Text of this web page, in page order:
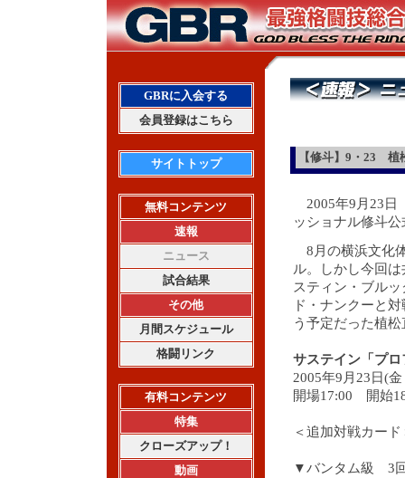
GBRに入会する
会員登録はこちら
サイトトップ
無料コンテンツ
速報
ニュース
試合結果
その他
月間スケジュール
格闘リンク
有料コンテンツ
特集
クローズアップ！
動画
【修斗】9・23 植
2005年9月23日
ッショナル修斗
8月の横浜文化
ル。しかし今回
スティン・ブル
ド・ナンクーと
う予定だった植
サステイン「プ
2005年9月23日(
開場17:00 開始
＜追加対戦カード
▼バンタム級 3